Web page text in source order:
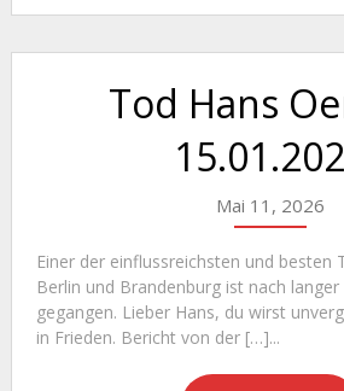
Tod Hans
Mai 11, 2026
Einer der einflussreichsten und besten
Berlin und Brandenburg ist nach
gegangen. Lieber Hans, du wirst
in Frieden. Bericht von der […]...